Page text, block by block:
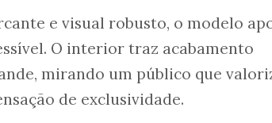
e visual robusto, o modelo
O interior traz acabamento
mirando um público que
de exclusividade.